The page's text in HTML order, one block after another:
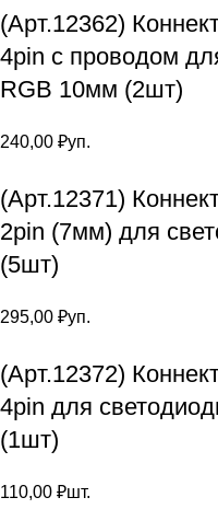
(Арт.12362)
4pin с проводом
RGB 10мм (2шт)
240,00 ₽уп.
(Арт.12371)
2pin (7мм) для
(5шт)
295,00 ₽уп.
(Арт.12372)
4pin для
(1шт)
110,00 ₽шт.